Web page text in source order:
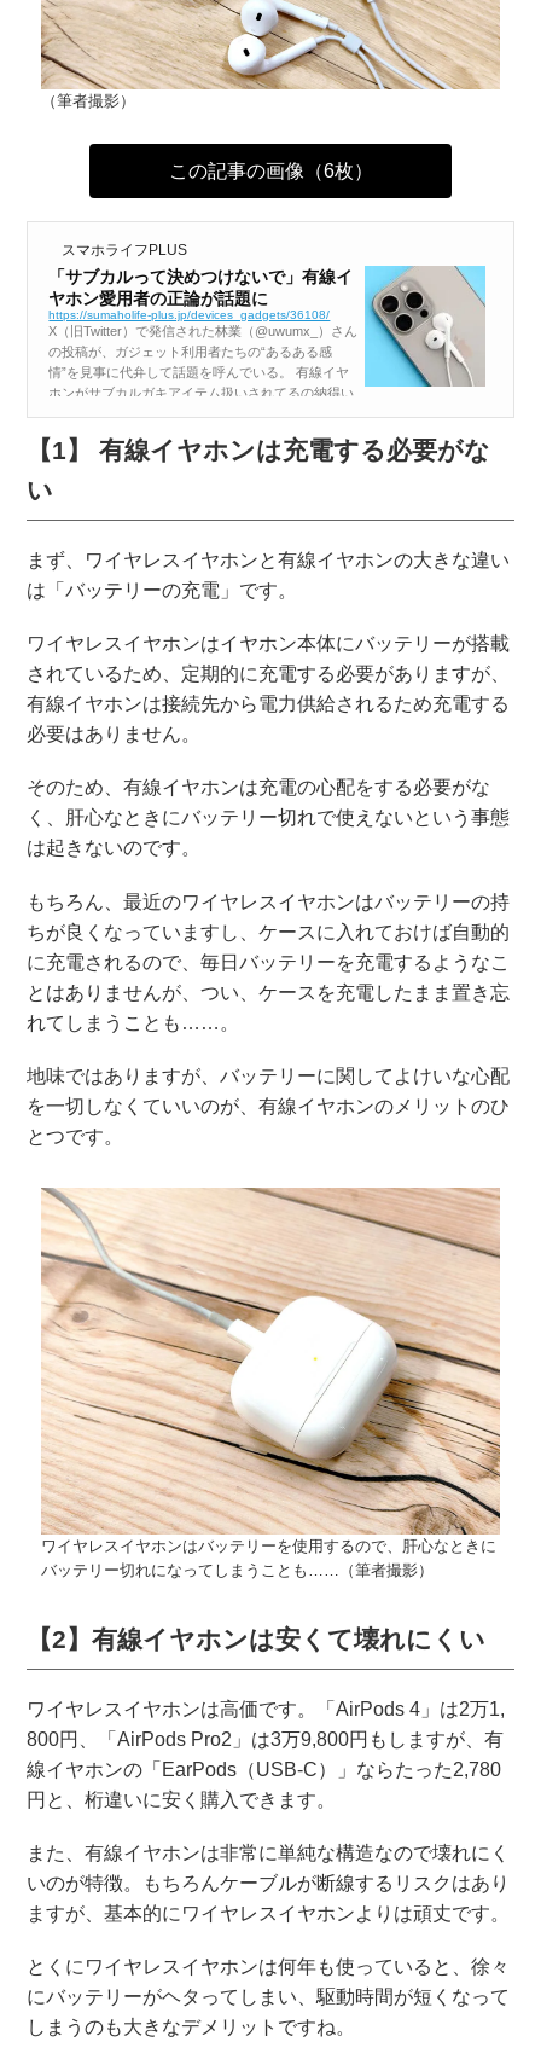
（筆者撮影）
この記事の画像（6枚）
スマホライフPLUS
「サブカルって決めつけないで」有線イ
ヤホン愛用者の正論が話題に
https://sumaholife-plus.jp/devices_gadgets/36108/
X（旧Twitter）で発信された林業（@uwumx_）さん
の投稿が、ガジェット利用者たちの“あるある感
情”を見事に代弁して話題を呼んでいる。 有線イヤ
ホンがサブカルガキアイテム扱いされてるの納得い
この投稿は、シンプ...
【1】 有線イヤホンは充電する必要がな
い
まず、ワイヤレスイヤホンと有線イヤホンの大きな違い
は「バッテリーの充電」です。
ワイヤレスイヤホンはイヤホン本体にバッテリーが搭載
されているため、定期的に充電する必要がありますが、
有線イヤホンは接続先から電力供給されるため充電する
必要はありません。
そのため、有線イヤホンは充電の心配をする必要がな
く、肝心なときにバッテリー切れで使えないという事態
は起きないのです。
もちろん、最近のワイヤレスイヤホンはバッテリーの持
ちが良くなっていますし、ケースに入れておけば自動的
に充電されるので、毎日バッテリーを充電するようなこ
とはありませんが、つい、ケースを充電したまま置き忘
れてしまうことも……。
地味ではありますが、バッテリーに関してよけいな心配
を一切しなくていいのが、有線イヤホンのメリットのひ
とつです。
ワイヤレスイヤホンはバッテリーを使用するので、肝心なときに
バッテリー切れになってしまうことも……（筆者撮影）
【2】有線イヤホンは安くて壊れにくい
ワイヤレスイヤホンは高価です。「AirPods 4」は2万1,
800円、「AirPods Pro2」は3万9,800円もしますが、有
線イヤホンの「EarPods（USB-C）」ならたった2,780
円と、桁違いに安く購入できます。
また、有線イヤホンは非常に単純な構造なので壊れにく
いのが特徴。もちろんケーブルが断線するリスクはあり
ますが、基本的にワイヤレスイヤホンよりは頑丈です。
とくにワイヤレスイヤホンは何年も使っていると、徐々
にバッテリーがヘタってしまい、駆動時間が短くなって
しまうのも大きなデメリットですね。